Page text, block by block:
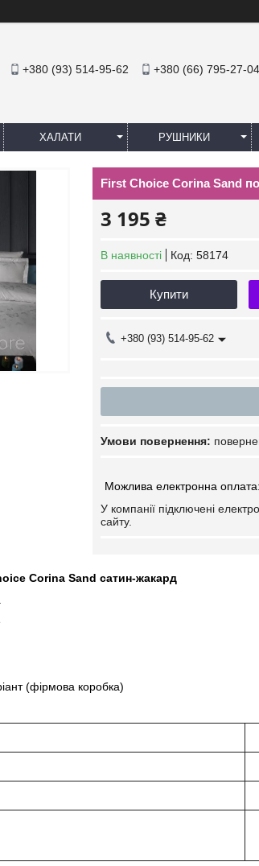
+380 (93) 514-95-62 +380 (66) 795-27-04
ХАЛАТИ РУШНИКИ
First Choice Corina Sand
3 195 ₴
В наявності Код: 58174
Купити
+380 (93) 514-95-62
У компанії підключені
сайту.
Corina Sand сатин-жакард
(фірмова коробка)